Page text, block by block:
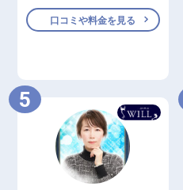
口コミや料金を見る
5